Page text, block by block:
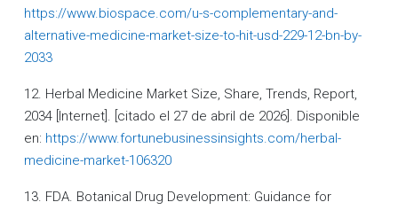
https://www.biospace.com/u-s-complementary-and-
alternative-medicine-market-size-to-hit-usd-229-12-bn-by-
2033
12. Herbal Medicine Market Size, Share, Trends, Report,
2034 [Internet]. [citado el 27 de abril de 2026]. Disponible
en: https://www.fortunebusinessinsights.com/herbal-
medicine-market-106320
13. FDA. Botanical Drug Development: Guidance for